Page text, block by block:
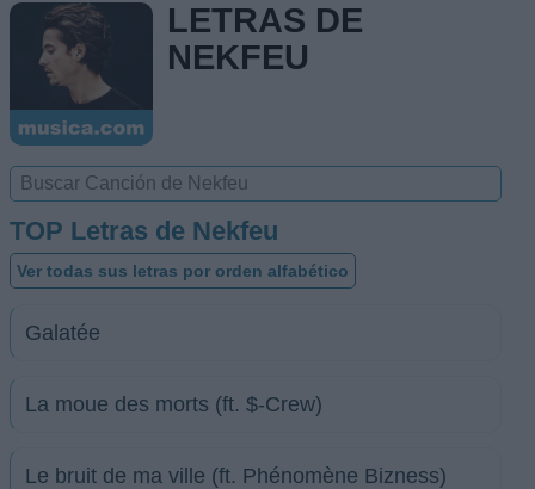
LETRAS DE
NEKFEU
TOP Letras de Nekfeu
Ver todas sus letras por orden alfabético
Galatée
La moue des morts (ft. $-Crew)
Le bruit de ma ville (ft. Phénomène Bizness)